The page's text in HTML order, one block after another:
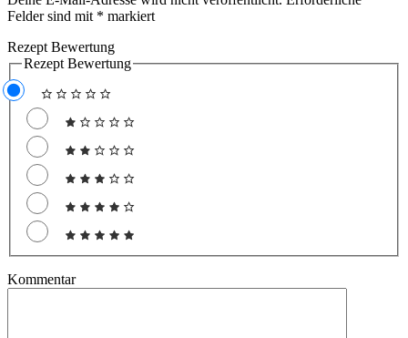
Felder sind mit * markiert
Rezept Bewertung
Rezept Bewertung
Kommentar